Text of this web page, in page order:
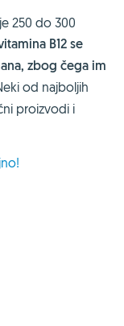
250 do 300
B12 se
zbog čega im
od najboljih
proizvodi i